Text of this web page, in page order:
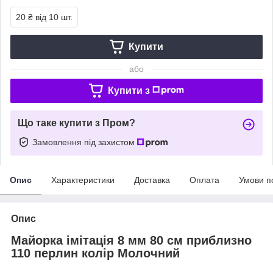
20 ₴ від 10 шт.
Купити
або
Купити з
Що таке купити з Пром?
Замовлення під захистом
Опис Характеристики Доставка Оплата Умови
Опис
Майорка імітація 8 мм 80 см приблизно
110 перлин колір Молочний